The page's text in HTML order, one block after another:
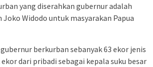
yang diserahkan gubernur adalah
Widodo untuk masyarakan Papua
berkurban sebanyak 63 ekor jenis
dari pribadi sebagai kepala suku besar